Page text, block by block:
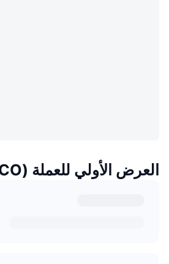
العرض الأولي للعملة (ICO)